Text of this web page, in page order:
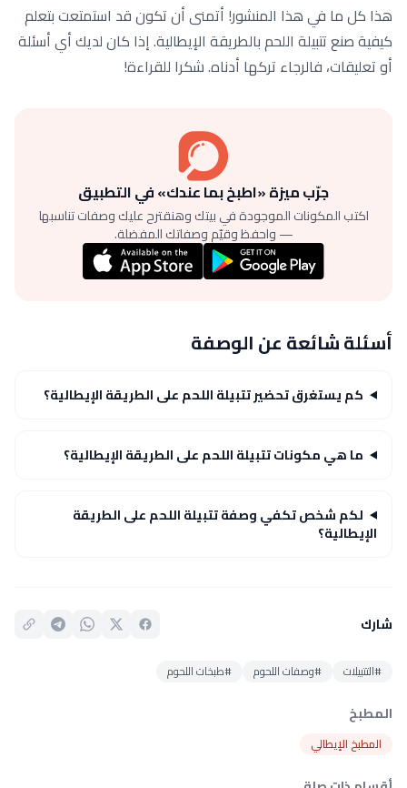
هذا كل ما في هذا المنشور! أتمنى أن تكون قد استمتعت بتعلم
كيفية صنع تتبيلة اللحم بالطريقة الإيطالية. إذا كان لديك أي أسئلة
أو تعليقات، فالرجاء تركها أدناه. شكرا للقراءة!
جرّب ميزة «اطبخ بما عندك» في التطبيق
اكتب المكونات الموجودة في بيتك وهنقترح عليك وصفات تناسبها
— واحفظ وقيّم وصفاتك المفضلة.
أسئلة شائعة عن الوصفة
كم يستغرق تحضير تتبيلة اللحم على الطريقة الإيطالية؟
ما هي مكونات تتبيلة اللحم على الطريقة الإيطالية؟
لكم شخص تكفي وصفة تتبيلة اللحم على الطريقة
الإيطالية؟
شارك
#التتبيلات #وصفات اللحوم #طبخات اللحوم
المطبخ
المطبخ الإيطالي